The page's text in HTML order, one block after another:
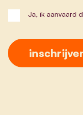
Ja, ik aanvaard